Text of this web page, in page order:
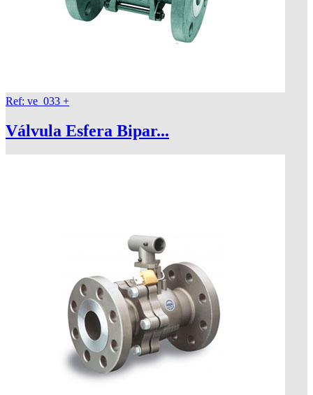
Ref: ve_033 +
Válvula Esfera Bipar...